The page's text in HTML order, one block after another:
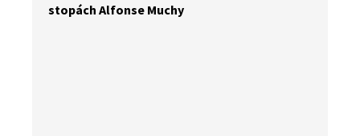
stopách Alfonse Muchy